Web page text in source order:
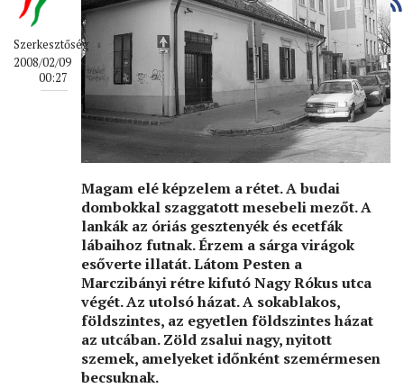
Szerkesztőség
2008/02/09
00:27
Magam elé képzelem a rétet. A budai
dombokkal szaggatott mesebeli mezőt. A
lankák az óriás gesztenyék és ecetfák
lábaihoz futnak. Érzem a sárga virágok
esőverte illatát. Látom Pesten a
Marczibányi rétre kifutó Nagy Rókus utca
végét. Az utolsó házat. A sokablakos,
földszintes, az egyetlen földszintes házat
az utcában. Zöld zsalui nagy, nyitott
szemek, amelyeket időnként szemérmesen
becsuknak.